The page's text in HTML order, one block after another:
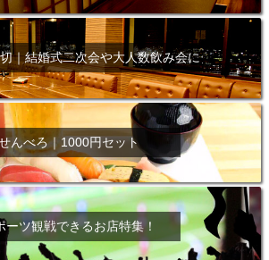
｜結婚式二次会や大人数飲み会に
んべろ｜1000円セット
ーツ観戦できるお店特集！